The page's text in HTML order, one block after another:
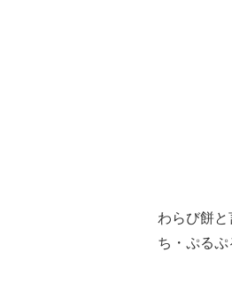
わらび餅
ち・ぷるぷ